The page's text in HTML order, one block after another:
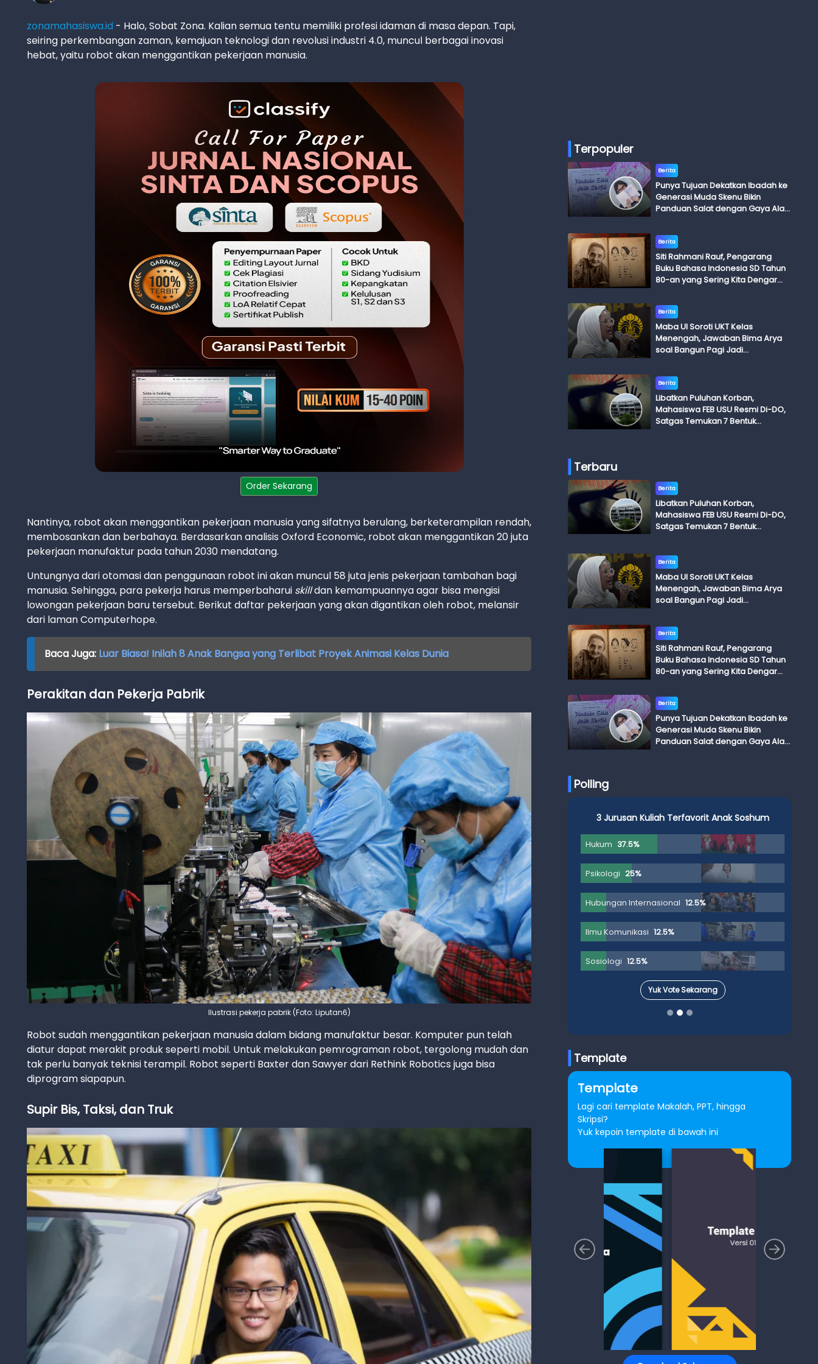
zonamahasiswa.id - Halo, Sobat Zona. Kalian semua tentu memiliki profesi idaman di masa depan. Tapi,
seiring perkembangan zaman, kemajuan teknologi dan revolusi industri 4.0, muncul berbagai inovasi
hebat, yaitu robot akan menggantikan pekerjaan manusia.
Order Sekarang
Nantinya, robot akan menggantikan pekerjaan manusia yang sifatnya berulang, berketerampilan rendah,
membosankan dan berbahaya. Berdasarkan analisis Oxford Economic, robot akan menggantikan 20 juta
pekerjaan manufaktur pada tahun 2030 mendatang.
Untungnya dari otomasi dan penggunaan robot ini akan muncul 58 juta jenis pekerjaan tambahan bagi
manusia. Sehingga, para pekerja harus memperbaharui skilldan kemampuannya agar bisa mengisi
lowongan pekerjaan baru tersebut. Berikut daftar pekerjaan yang akan digantikan oleh robot, melansir
dari laman Computerhope.
Baca Juga: Luar Biasa! Inilah 8 Anak Bangsa yang Terlibat Proyek Animasi Kelas Dunia
Perakitan dan Pekerja Pabrik
Ilustrasi pekerja pabrik (Foto: Liputan6)
Robot sudah menggantikan pekerjaan manusia dalam bidang manufaktur besar. Komputer pun telah
diatur dapat merakit produk seperti mobil. Untuk melakukan pemrograman robot, tergolong mudah dan
tak perlu banyak teknisi terampil. Robot seperti Baxter dan Sawyer dari Rethink Robotics juga bisa
diprogram siapapun.
Supir Bis, Taksi, dan Truk
Terpopuler
Berita
Punya Tujuan Dekatkan Ibadah ke
Generasi Muda Skenu Bikin
Panduan Salat dengan Gaya Ala
Berita
Siti Rahmani Rauf, Pengarang
Buku Bahasa Indonesia SD Tahun
80-an yang Sering Kita Dengar
Adik Budi
Berita
Maba UI Soroti UKT Kelas
Menengah, Jawaban Bima Arya
soal Bangun Pagi Jadi
Berita
Libatkan Puluhan Korban,
Mahasiswa FEB USU Resmi Di-DO,
Satgas Temukan 7 Bentuk
Terbaru
Berita
Libatkan Puluhan Korban,
Mahasiswa FEB USU Resmi Di-DO,
Satgas Temukan 7 Bentuk
Berita
Maba UI Soroti UKT Kelas
Menengah, Jawaban Bima Arya
soal Bangun Pagi Jadi
Berita
Siti Rahmani Rauf, Pengarang
Buku Bahasa Indonesia SD Tahun
80-an yang Sering Kita Dengar
Adik Budi
Berita
Punya Tujuan Dekatkan Ibadah ke
Generasi Muda Skenu Bikin
Panduan Salat dengan Gaya Ala
Polling
3 Jurusan Kuliah Terfavorit Anak Soshum
Hukum 37.5%
Psikologi 25%
Hubungan Internasional 12.5%
Ilmu Komunikasi 12.5%
Sosiologi 12.5%
Yuk Vote Sekarang
Template
Template
Lagi cari template Makalah, PPT, hingga
Skripsi?
Yuk kepoin template di bawah ini